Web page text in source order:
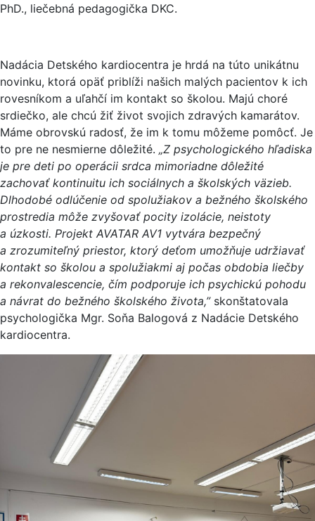
PhD., liečebná pedagogička DKC.
Nadácia Detského kardiocentra je hrdá na túto unikátnu
novinku, ktorá opäť priblíži našich malých pacientov k ich
rovesníkom a uľahčí im kontakt so školou. Majú choré
srdiečko, ale chcú žiť život svojich zdravých kamarátov.
Máme obrovskú radosť, že im k tomu môžeme pomôcť. Je
to pre ne nesmierne dôležité. „Z psychologického hľadiska
je pre deti po operácii srdca mimoriadne dôležité
zachovať kontinuitu ich sociálnych a školských väzieb.
Dlhodobé odlúčenie od spolužiakov a bežného školského
prostredia môže zvyšovať pocity izolácie, neistoty
a úzkosti. Projekt AVATAR AV1 vytvára bezpečný
a zrozumiteľný priestor, ktorý deťom umožňuje udržiavať
kontakt so školou a spolužiakmi aj počas obdobia liečby
a rekonvalescencie, čím podporuje ich psychickú pohodu
a návrat do bežného školského života,”skonštatovala
psychologička Mgr. Soňa Balogová z Nadácie Detského
kardiocentra.